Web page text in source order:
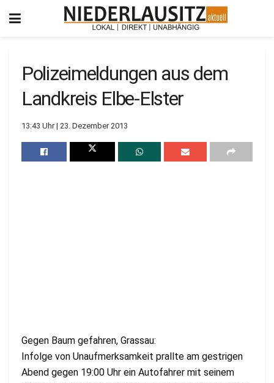
Polizeimeldungen aus dem
Landkreis Elbe-Elster
13:43 Uhr | 23. Dezember 2013
Gegen Baum gefahren, Grassau:
Infolge von Unaufmerksamkeit prallte am gestrigen
Abend gegen 19:00 Uhr ein Autofahrer mit seinem